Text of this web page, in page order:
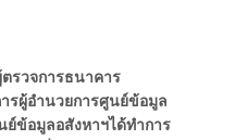
รวจการธนาคาร
รผู้อำนวยการศูนย์ข้อมูล
ย์ข้อมูลอสังหาฯได้ทำการ